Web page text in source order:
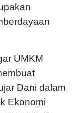
UMKM
Dani dalam
Ekonomi